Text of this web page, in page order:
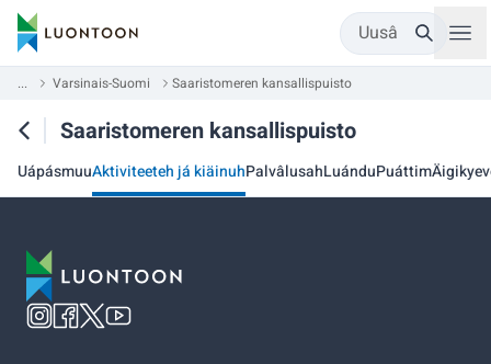
Uusâ
... Varsinais-Suomi Saaristomeren kansallispuisto
Saaristomeren kansallispuisto
UápásmuuAktiviteeteh já kiäinuhPalvâlusahLuánduPuáttim